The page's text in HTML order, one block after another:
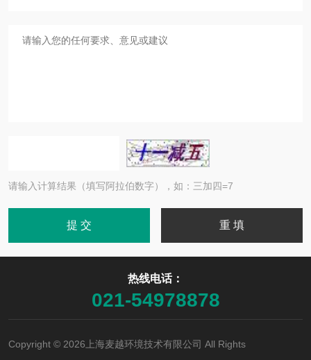
请输入计算结果（填写阿拉伯数字），如：三加四=7
热线电话：
021-54978878
Copyright © 2026上海麦越环境技术有限公司 All Rights